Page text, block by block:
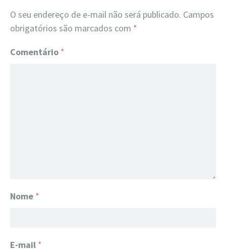
O seu endereço de e-mail não será publicado. Campos
obrigatórios são marcados com *
Comentário *
Nome *
E-mail *